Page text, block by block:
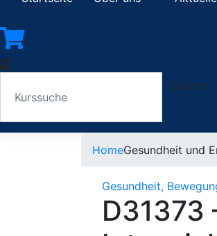
Suchen
HomeGesundheit und
Gesundheit,
D31373